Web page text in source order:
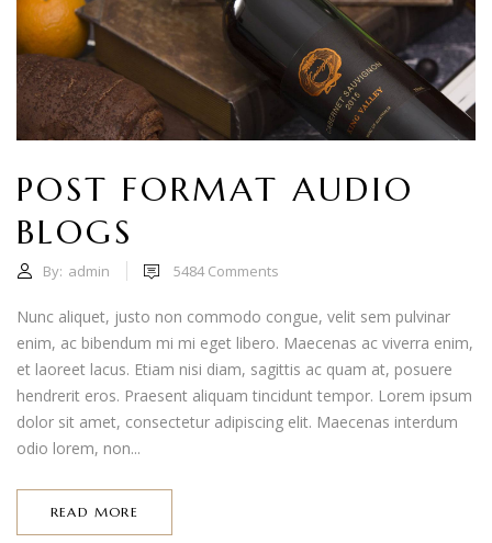
POST FORMAT AUDIO
BLOGS
By: admin 5484Comments
Nunc aliquet, justo non commodo congue, velit sem pulvinar
enim, ac bibendum mi mi eget libero. Maecenas ac viverra enim,
et laoreet lacus. Etiam nisi diam, sagittis ac quam at, posuere
hendrerit eros. Praesent aliquam tincidunt tempor. Lorem ipsum
dolor sit amet, consectetur adipiscing elit. Maecenas interdum
odio lorem, non...
READ MORE